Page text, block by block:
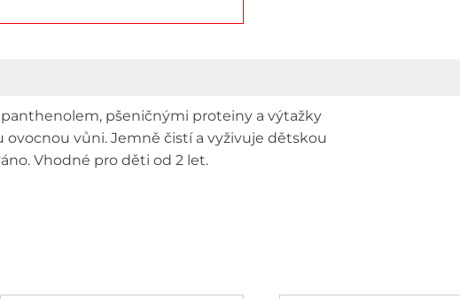
pšeničnými proteiny a výtažky
vůni. Jemně čistí a vyživuje dětskou
Vhodné pro děti od 2 let.